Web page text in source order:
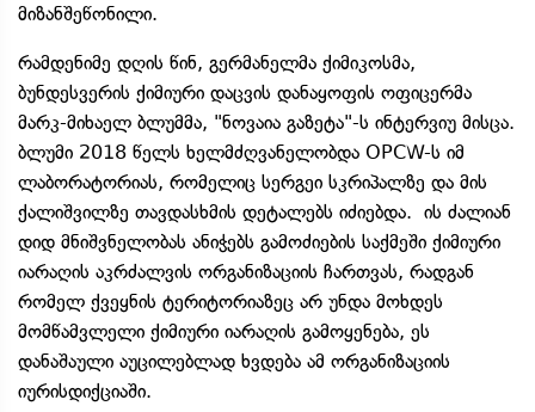
მიზანშეწონილი.
რამდენიმე დღის წინ, გერმანელმა ქიმიკოსმა,
ბუნდესვერის ქიმიური დაცვის დანაყოფის ოფიცერმა
მარკ-მიხაელ ბლუმმა, "ნოვაია გაზეტა"-ს ინტერვიუ მისცა.
ბლუმი 2018 წელს ხელმძღვანელობდა OPCW-ს იმ
ლაბორატორიას, რომელიც სერგეი სკრიპალზე და მის
ქალიშვილზე თავდასხმის დეტალებს იძიებდა. ის ძალიან
დიდ მნიშვნელობას ანიჭებს გამოძიების საქმეში ქიმიური
იარაღის აკრძალვის ორგანიზაციის ჩართვას, რადგან
რომელ ქვეყნის ტერიტორიაზეც არ უნდა მოხდეს
მომწამვლელი ქიმიური იარაღის გამოყენება, ეს
დანაშაული აუცილებლად ხვდება ამ ორგანიზაციის
იურისდიქციაში.